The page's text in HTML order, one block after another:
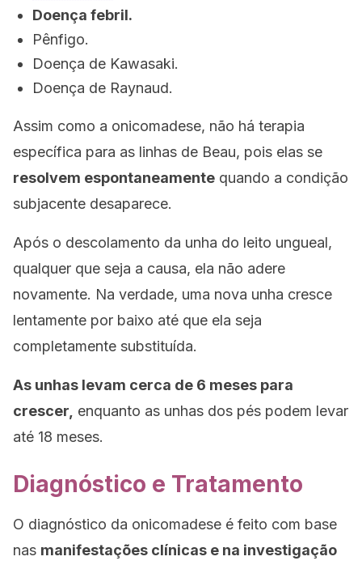
Doença febril.
Pênfigo.
Doença de Kawasaki.
Doença de Raynaud.
Assim como a onicomadese, não há terapia
específica para as linhas de Beau, pois elas se
resolvem espontaneamente quando a condição
subjacente desaparece.
Após o descolamento da unha do leito ungueal,
qualquer que seja a causa, ela não adere
novamente. Na verdade, uma nova unha cresce
lentamente por baixo até que ela seja
completamente substituída.
As unhas levam cerca de 6 meses para
crescer, enquanto as unhas dos pés podem levar
até 18 meses.
Diagnóstico e Tratamento
O diagnóstico da onicomadese é feito com base
nas manifestações clínicas e na investigação